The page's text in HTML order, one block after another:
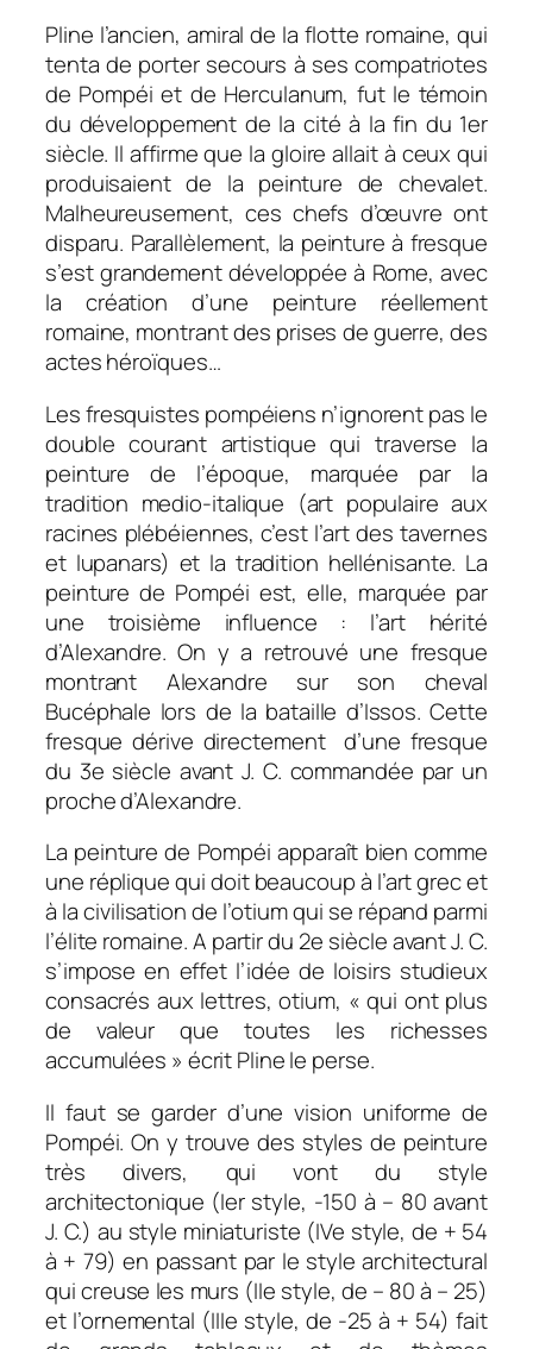
Pline l’ancien, amiral de la flotte romaine, qui
tenta de porter secours à ses compatriotes
de Pompéi et de Herculanum, fut le témoin
du développement de la cité à la fin du 1er
siècle. Il affirme que la gloire allait à ceux qui
produisaient de la peinture de chevalet.
Malheureusement, ces chefs d’œuvre ont
disparu. Parallèlement, la peinture à fresque
s’est grandement développée à Rome, avec
la création d’une peinture réellement
romaine, montrant des prises de guerre, des
actes héroïques…
Les fresquistes pompéiens n’ignorent pas le
double courant artistique qui traverse la
peinture de l’époque, marquée par la
tradition medio-italique (art populaire aux
racines plébéiennes, c’est l’art des tavernes
et lupanars) et la tradition hellénisante. La
peinture de Pompéi est, elle, marquée par
une troisième influence : l’art hérité
d’Alexandre. On y a retrouvé une fresque
montrant Alexandre sur son cheval
Bucéphale lors de la bataille d’Issos. Cette
fresque dérive directement d’une fresque
du 3e siècle avant J. C. commandée par un
proche d’Alexandre.
La peinture de Pompéi apparaît bien comme
une réplique qui doit beaucoup à l’art grec et
à la civilisation de l’otium qui se répand parmi
l’élite romaine. A partir du 2e siècle avant J. C.
s’impose en effet l’idée de loisirs studieux
consacrés aux lettres, otium, « qui ont plus
de valeur que toutes les richesses
accumulées » écrit Pline le perse.
Il faut se garder d’une vision uniforme de
Pompéi. On y trouve des styles de peinture
très divers, qui vont du style
architectonique (Ier style, -150 à – 80 avant
J. C.) au style miniaturiste (IVe style, de + 54
à + 79) en passant par le style architectural
qui creuse les murs (IIe style, de – 80 à – 25)
et l’ornemental (IIIe style, de -25 à + 54) fait